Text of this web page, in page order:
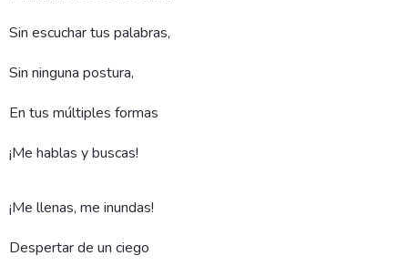
Sin escuchar tus palabras,
Sin ninguna postura,
En tus múltiples formas
¡Me hablas y buscas!
¡Me llenas, me inundas!
Despertar de un ciego